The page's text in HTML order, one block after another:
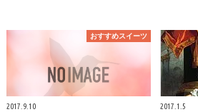
おすすめスイーツ
2017.9.10 2017.1.5